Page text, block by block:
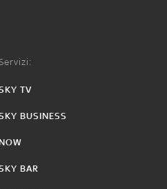
TV
BUSINESS
NOW
BAR